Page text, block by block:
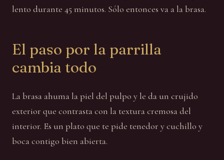
lento durante 45 minutos. Sólo entonces va a la brasa.
El paso por la parrilla
cambia todo
La brasa ahuma la piel del pulpo y le da un crujido
exterior que contrasta con la textura cremosa del
interior. Es un plato que te pide tenedor y cuchillo y
boca contigo bien abierta.